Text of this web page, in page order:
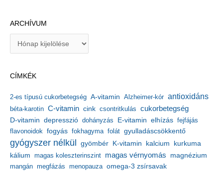
ARCHÍVUM
í
u
m
CÍMKÉK
2-es típusú cukorbetegség A-vitamin Alzheimer-kór antioxidáns
béta-karotin C-vitamin cink csontritkulás cukorbetegség
D-vitamin depresszió dohányzás E-vitamin elhízás fejfájás
flavonoidok fogyás fokhagyma folát gyulladáscsökkentő
gyógyszer nélkül gyömbér K-vitamin kalcium kurkuma
kálium magas koleszterinszint magas vérnyomás magnézium
mangán megfázás menopauza omega-3 zsírsavak